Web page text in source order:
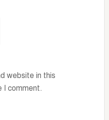
website in this
I comment.